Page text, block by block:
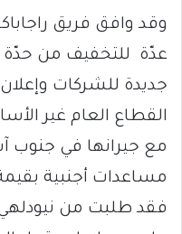
وقد وافق فريق
عدّة للتخفيف من حدّة
جديدة للشركات
القطاع العام غير
مع جيرانها في جنوب